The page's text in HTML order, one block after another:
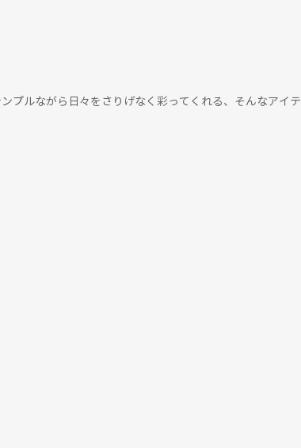
プルながら日々をさりげなく彩ってくれる、そんなアイテ